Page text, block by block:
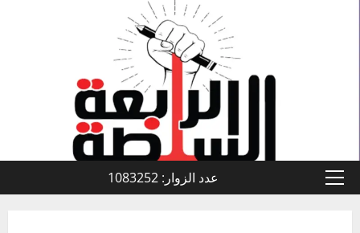
القائمة
عدد الزوار: 1083252